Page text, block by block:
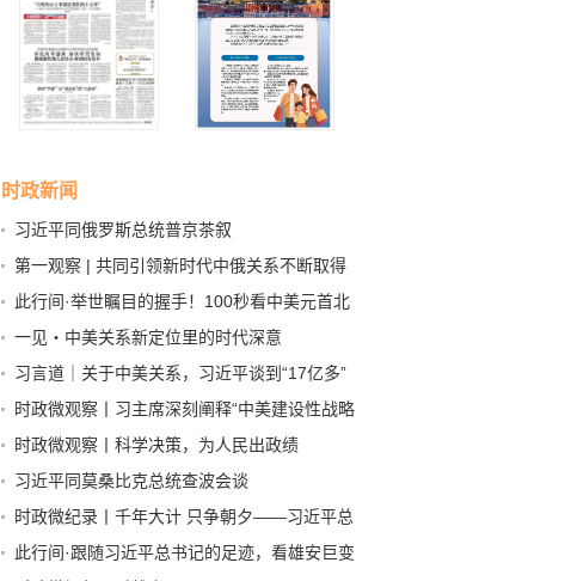
时政新闻
习近平同俄罗斯总统普京茶叙
第一观察 | 共同引领新时代中俄关系不断取得
新成果
此行间·举世瞩目的握手！100秒看中美元首北
京会晤
一见・中美关系新定位里的时代深意
习言道｜关于中美关系，习近平谈到“17亿多”
和“80多亿”
时政微观察丨习主席深刻阐释“中美建设性战略
稳定关系”的核心要义
时政微观察丨科学决策，为人民出政绩
习近平同莫桑比克总统查波会谈
时政微纪录丨千年大计 只争朝夕——习近平总
书记赴河北雄安新区考察纪实
此行间·跟随习近平总书记的足迹，看雄安巨变